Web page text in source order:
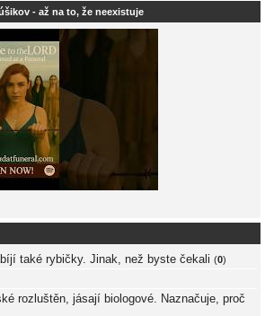
- až na to, že neexistuje
také rybičky. Jinak, než byste čekali (0)
rozluštěn, jásají biologové. Naznačuje, proč